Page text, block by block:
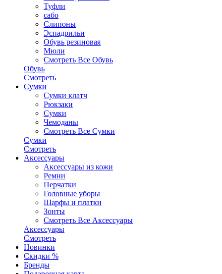
Туфли
сабо
Слипоны
Эспадрильи
Обувь резиновая
Мюли
Смотреть Все Обувь
Обувь
Смотреть
Сумки
Сумки клатч
Рюкзаки
Сумки
Чемоданы
Смотреть Все Сумки
Сумки
Смотреть
Аксессуары
Аксессуары из кожи
Ремни
Перчатки
Головные уборы
Шарфы и платки
Зонты
Смотреть Все Аксессуары
Аксессуары
Смотреть
Новинки
Скидки %
Бренды